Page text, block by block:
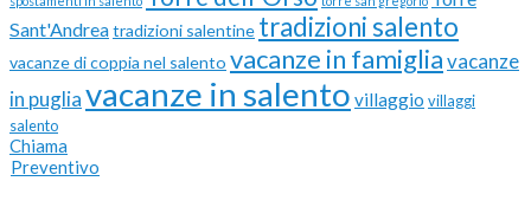
Sant'Andreatradizioni salentine tradizioni salento
vacanze di coppia nel salento vacanze in famigliavacanze
in pugliavacanze in salento villaggio villaggi
salento
Chiama
Preventivo